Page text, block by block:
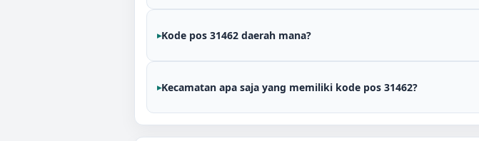
Kode pos 31462 daerah mana?
Kecamatan apa saja yang memiliki kode pos 31462?